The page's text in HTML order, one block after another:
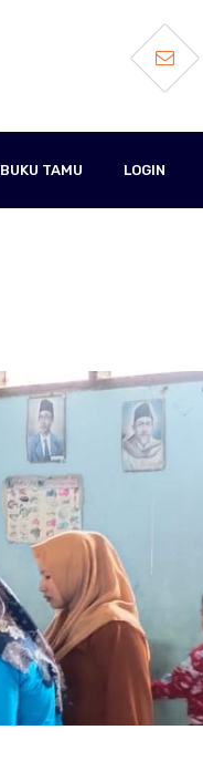
BUKU TAMU LOGIN